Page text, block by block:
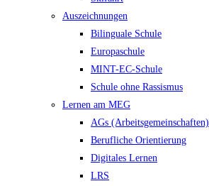
Auszeichnungen
Bilinguale Schule
Europaschule
MINT-EC-Schule
Schule ohne Rassismus
Lernen am MEG
AGs (Arbeitsgemeinschaften)
Berufliche Orientierung
Digitales Lernen
LRS